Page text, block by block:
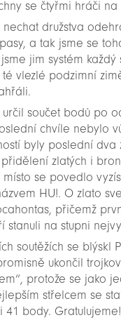
se čtyřmi hráči na
družstva
a tak jsme se
jim systém každý
vlezlé podzimní
určil součet bodů po
chvíle nebylo
byly poslední dva
zlatých i
se povedlo
HU!. O zlato
přičemž
stanuli na stupni
soutěžích se blýskl
ukončil
protože se jako
střelcem se
41 body. Gratulujeme!